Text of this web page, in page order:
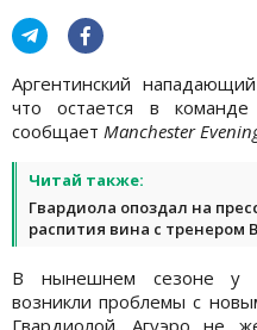
Аргентинский
что остается в
сообщает Manchester
Читай также:
Гвардиола опоздал на
распития вина с тренером
В нынешнем сезоне у
возникли проблемы с
Гвардиолой. Агуэро не